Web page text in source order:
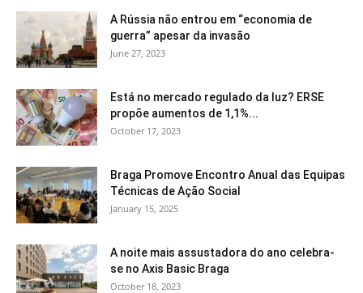
A Rússia não entrou em “economia de
guerra” apesar da invasão
June 27, 2023
Está no mercado regulado da luz? ERSE
propõe aumentos de 1,1%...
October 17, 2023
Braga Promove Encontro Anual das Equipas
Técnicas de Ação Social
January 15, 2025
A noite mais assustadora do ano celebra-
se no Axis Basic Braga
October 18, 2023